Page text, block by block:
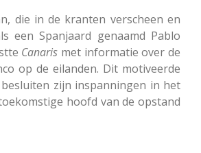
die in de kranten verscheen en
een Spanjaard genaamd Pablo
Canaris met informatie over de
op de eilanden. Dit motiveerde
zijn inspanningen in het
hoofd van de opstand